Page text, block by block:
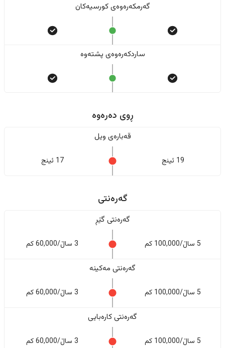
گەرمکەرەوەی کورسیەکان
ساردکەرەوەی پشتەوە
ڕوی دەرەوە
قەبارەی ویل
19 ئینج 17 ئینج
گەرەنتی
گەرەنتی گێڕ
5 ساڵ/100,000 کم 3 ساڵ/60,000 کم
گەرەنتی مەکینە
5 ساڵ/100,000 کم 3 ساڵ/60,000 کم
گەرەنتی کارەبایی
5 ساڵ/100,000 کم 3 ساڵ/60,000 کم